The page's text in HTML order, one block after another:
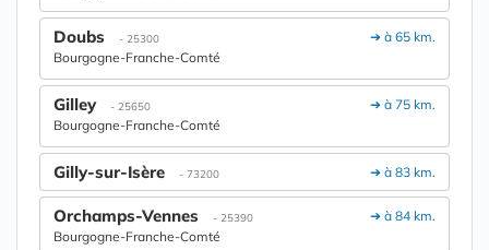
➔ à 65 km.
Doubs - 25300
Bourgogne-Franche-Comté
➔ à 75 km.
Gilley - 25650
Bourgogne-Franche-Comté
➔ à 83 km.
Gilly-sur-Isère - 73200
➔ à 84 km.
Orchamps-Vennes - 25390
Bourgogne-Franche-Comté